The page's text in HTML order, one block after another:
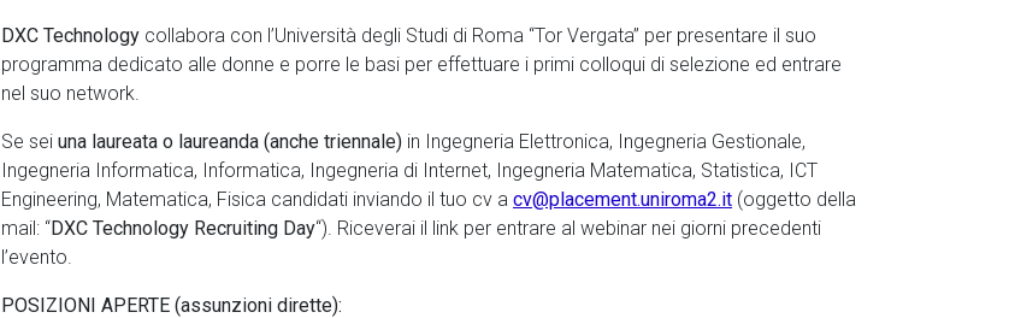
DXC Technology collabora con l’Università degli Studi di Roma “Tor Vergata” per presentare il suo
programma dedicato alle donne e porre le basi per effettuare i primi colloqui di selezione ed entrare
nel suo network.
Se sei una laureata o laureanda (anche triennale) in Ingegneria Elettronica, Ingegneria Gestionale,
Ingegneria Informatica, Informatica, Ingegneria di Internet, Ingegneria Matematica, Statistica, ICT
Engineering, Matematica, Fisica candidati inviando il tuo cv a cv@placement.uniroma2.it (oggetto della
mail: “DXC Technology Recruiting Day“). Riceverai il link per entrare al webinar nei giorni precedenti
l’evento.
POSIZIONI APERTE (assunzioni dirette):